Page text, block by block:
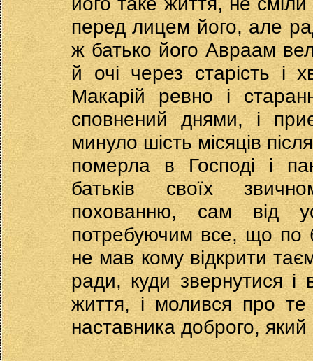
перед лицем його, але
ж батько його Авраам
й очі через старість і
Макарій ревно і
сповнений днями, і
минуло шість місяців
померла в Господі і
батьків своїх
похованню, сам від
потребуючим все, що по
не мав кому відкрити
ради, куди звернутися і
життя, і молився про
наставника доброго,